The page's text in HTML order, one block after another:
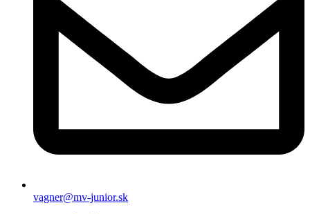
vagner@mv-junior.sk